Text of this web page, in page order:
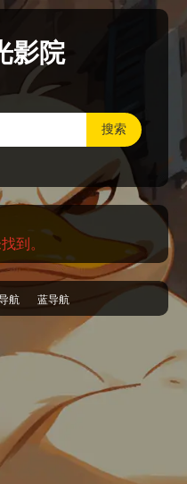
影院
搜索
到。
航 蓝导航